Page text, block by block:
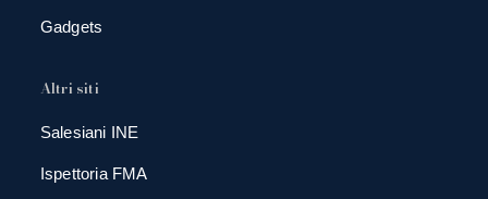
Gadgets
Altri siti
Salesiani INE
Ispettoria FMA